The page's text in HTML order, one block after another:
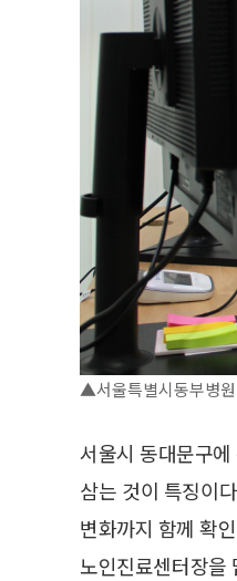
▲서울특별시동부병
서울시 동대문구
삼는 것이 특징이
변화까지 함께 확
노인진료센터장을